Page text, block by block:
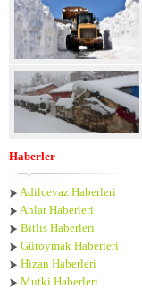
Haberler
Adilcevaz Haberleri
Ahlat Haberleri
Bitlis Haberleri
Güroymak Haberleri
Hizan Haberleri
Mutki Haberleri